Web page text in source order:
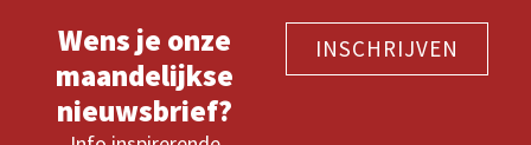
Wens je onze
maandelijkse
nieuwsbrief?
INSCHRIJVEN